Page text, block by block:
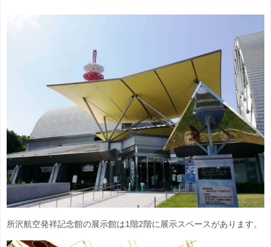
所沢航空発祥記念館の展示館は1階2階に展示スペースがあります。